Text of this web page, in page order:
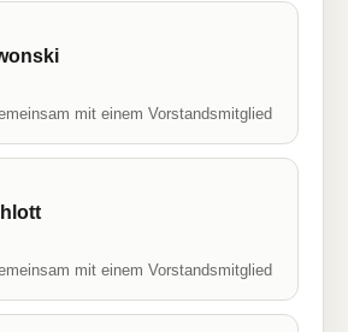
mit einem Vorstandsmitglied
mit einem Vorstandsmitglied